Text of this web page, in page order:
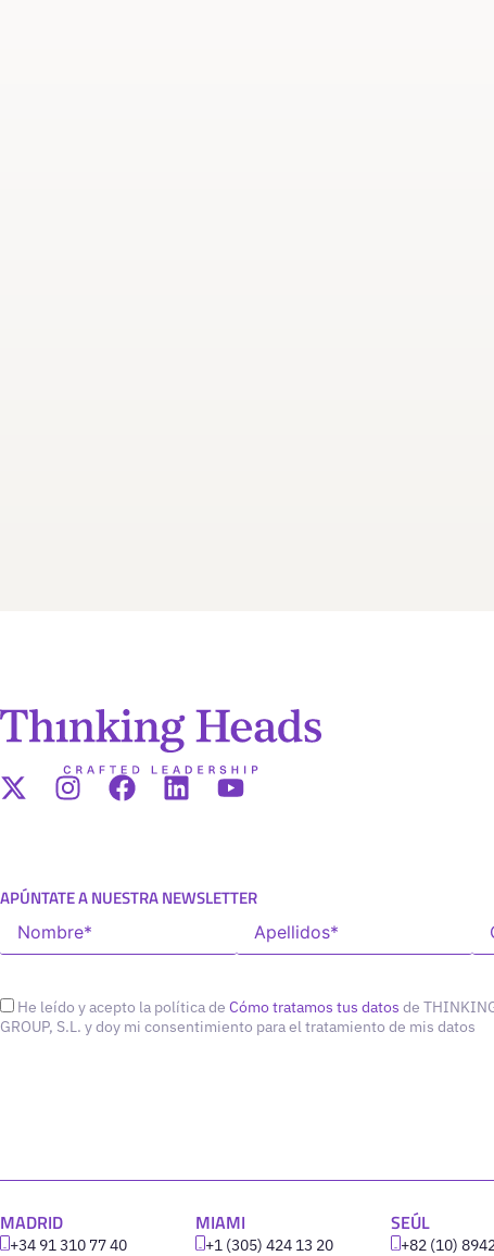
APÚNTATE A NUESTRA NEWSLETTER
He leído y acepto la política de Cómo tratamos tus datos de
GROUP, S.L. y doy mi consentimiento para el tratamiento de mis datos
MADRID
+34 91 310 77 40
MIAMI
+1 (305) 424 13 20
SEÚL
+82 (10)